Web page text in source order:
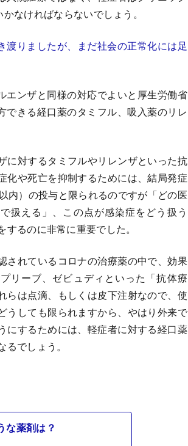
なければならないでしょう。
りましたが、まだ社会の正常化には足
ンザと同様の対応でよいと厚生労働省
きる経口薬のタミフル、吸入薬のリレ
に対するタミフルやリレンザといった抗
化や死亡を抑制するためには、結局発症
内）の投与と限られるのですが「どの医
扱える」、この点が感染症をどう扱う
するのに非常に重要でした。
されているコロナの治療薬の中で、効果
リーブ、ゼビュディといった「抗体療
らは点滴、もしくは皮下注射なので、使
うしても限られますから、やはり外来で
にするためには、軽症者に対する経口薬
でしょう。
な薬剤は？